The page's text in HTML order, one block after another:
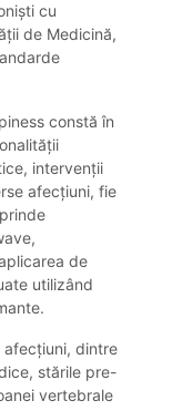
cu
de Medicină,
constă în
intervenții
afecțiuni, fie
de
utilizând
dintre
stările pre-
vertebrale